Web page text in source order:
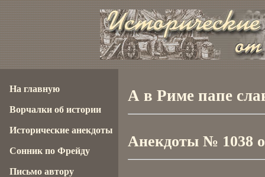
А в Риме папе
Анекдоты № 1038
На главную
Ворчалки об истории
Исторические анекдоты
Сонник по Фрейду
Письмо автору